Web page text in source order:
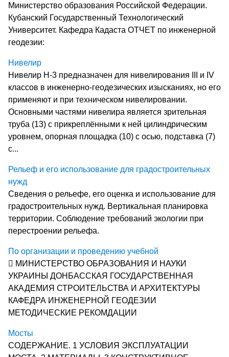
Министерство образования Российской Федерации.
Кубанский Государственный Технологический
Университет. Кафедра Кадаста ОТЧЕТ по инженерной
геодезии:
Нивелир
Нивелир Н-3 предназначен для нивелирования III и IV
классов в инженерно-геодезических изысканиях, но его
применяют и при техническом нивелировании.
Основными частями нивелира является зрительная
труба (13) с прикреплёнными к ней цилиндрическим
уровнем, опорная площадка (10) с осью, подставка (7)
с...
Рельеф и его использование для градостроительных
нужд
Сведения о рельефе, его оценка и использование для
градостроительных нужд. Вертикальная планировка
территории. Соблюдение требований экологии при
перестроении рельефа.
По организации и проведению учебной
 МИНИСТЕРСТВО ОБРАЗОВАНИЯ И НАУКИ
УКРАИНЫ ДОНБАССКАЯ ГОСУДАРСТВЕННАЯ
АКАДЕМИЯ СТРОИТЕЛЬСТВА И АРХИТЕКТУРЫ
КАФЕДРА ИНЖЕНЕРНОЙ ГЕОДЕЗИИ
МЕТОДИЧЕСКИЕ РЕКОМДАЦИИ
Мосты
СОДЕРЖАНИЕ. 1 УСЛОВИЯ ЭКСПЛУАТАЦИИ